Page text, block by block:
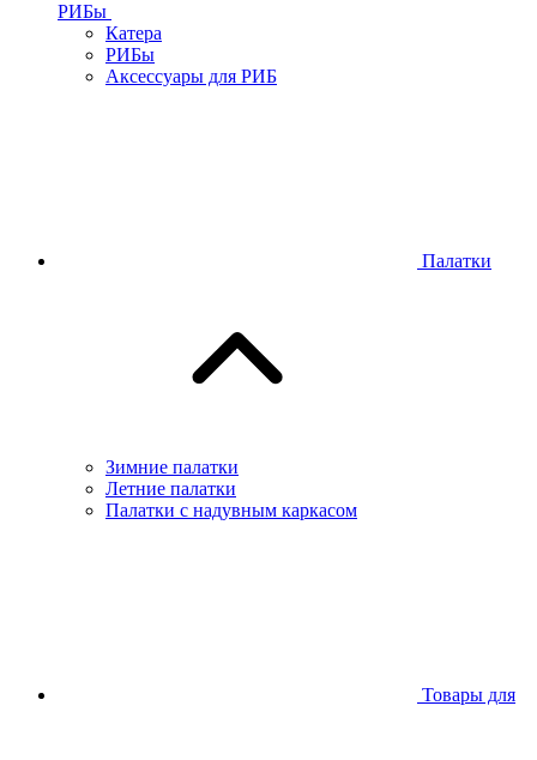
РИБы
Катера
РИБы
Аксессуары для РИБ
Палатки
Зимние палатки
Летние палатки
Палатки с надувным каркасом
Товары для